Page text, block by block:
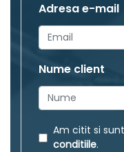
Adresa e-mail
Nume client
Am citit si
conditiile.